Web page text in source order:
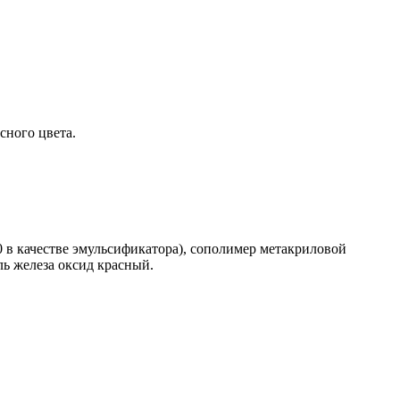
цвета.
качестве эмульсификатора), сополимер метакриловой
железа оксид красный.